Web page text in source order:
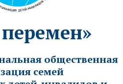
общественная
семей